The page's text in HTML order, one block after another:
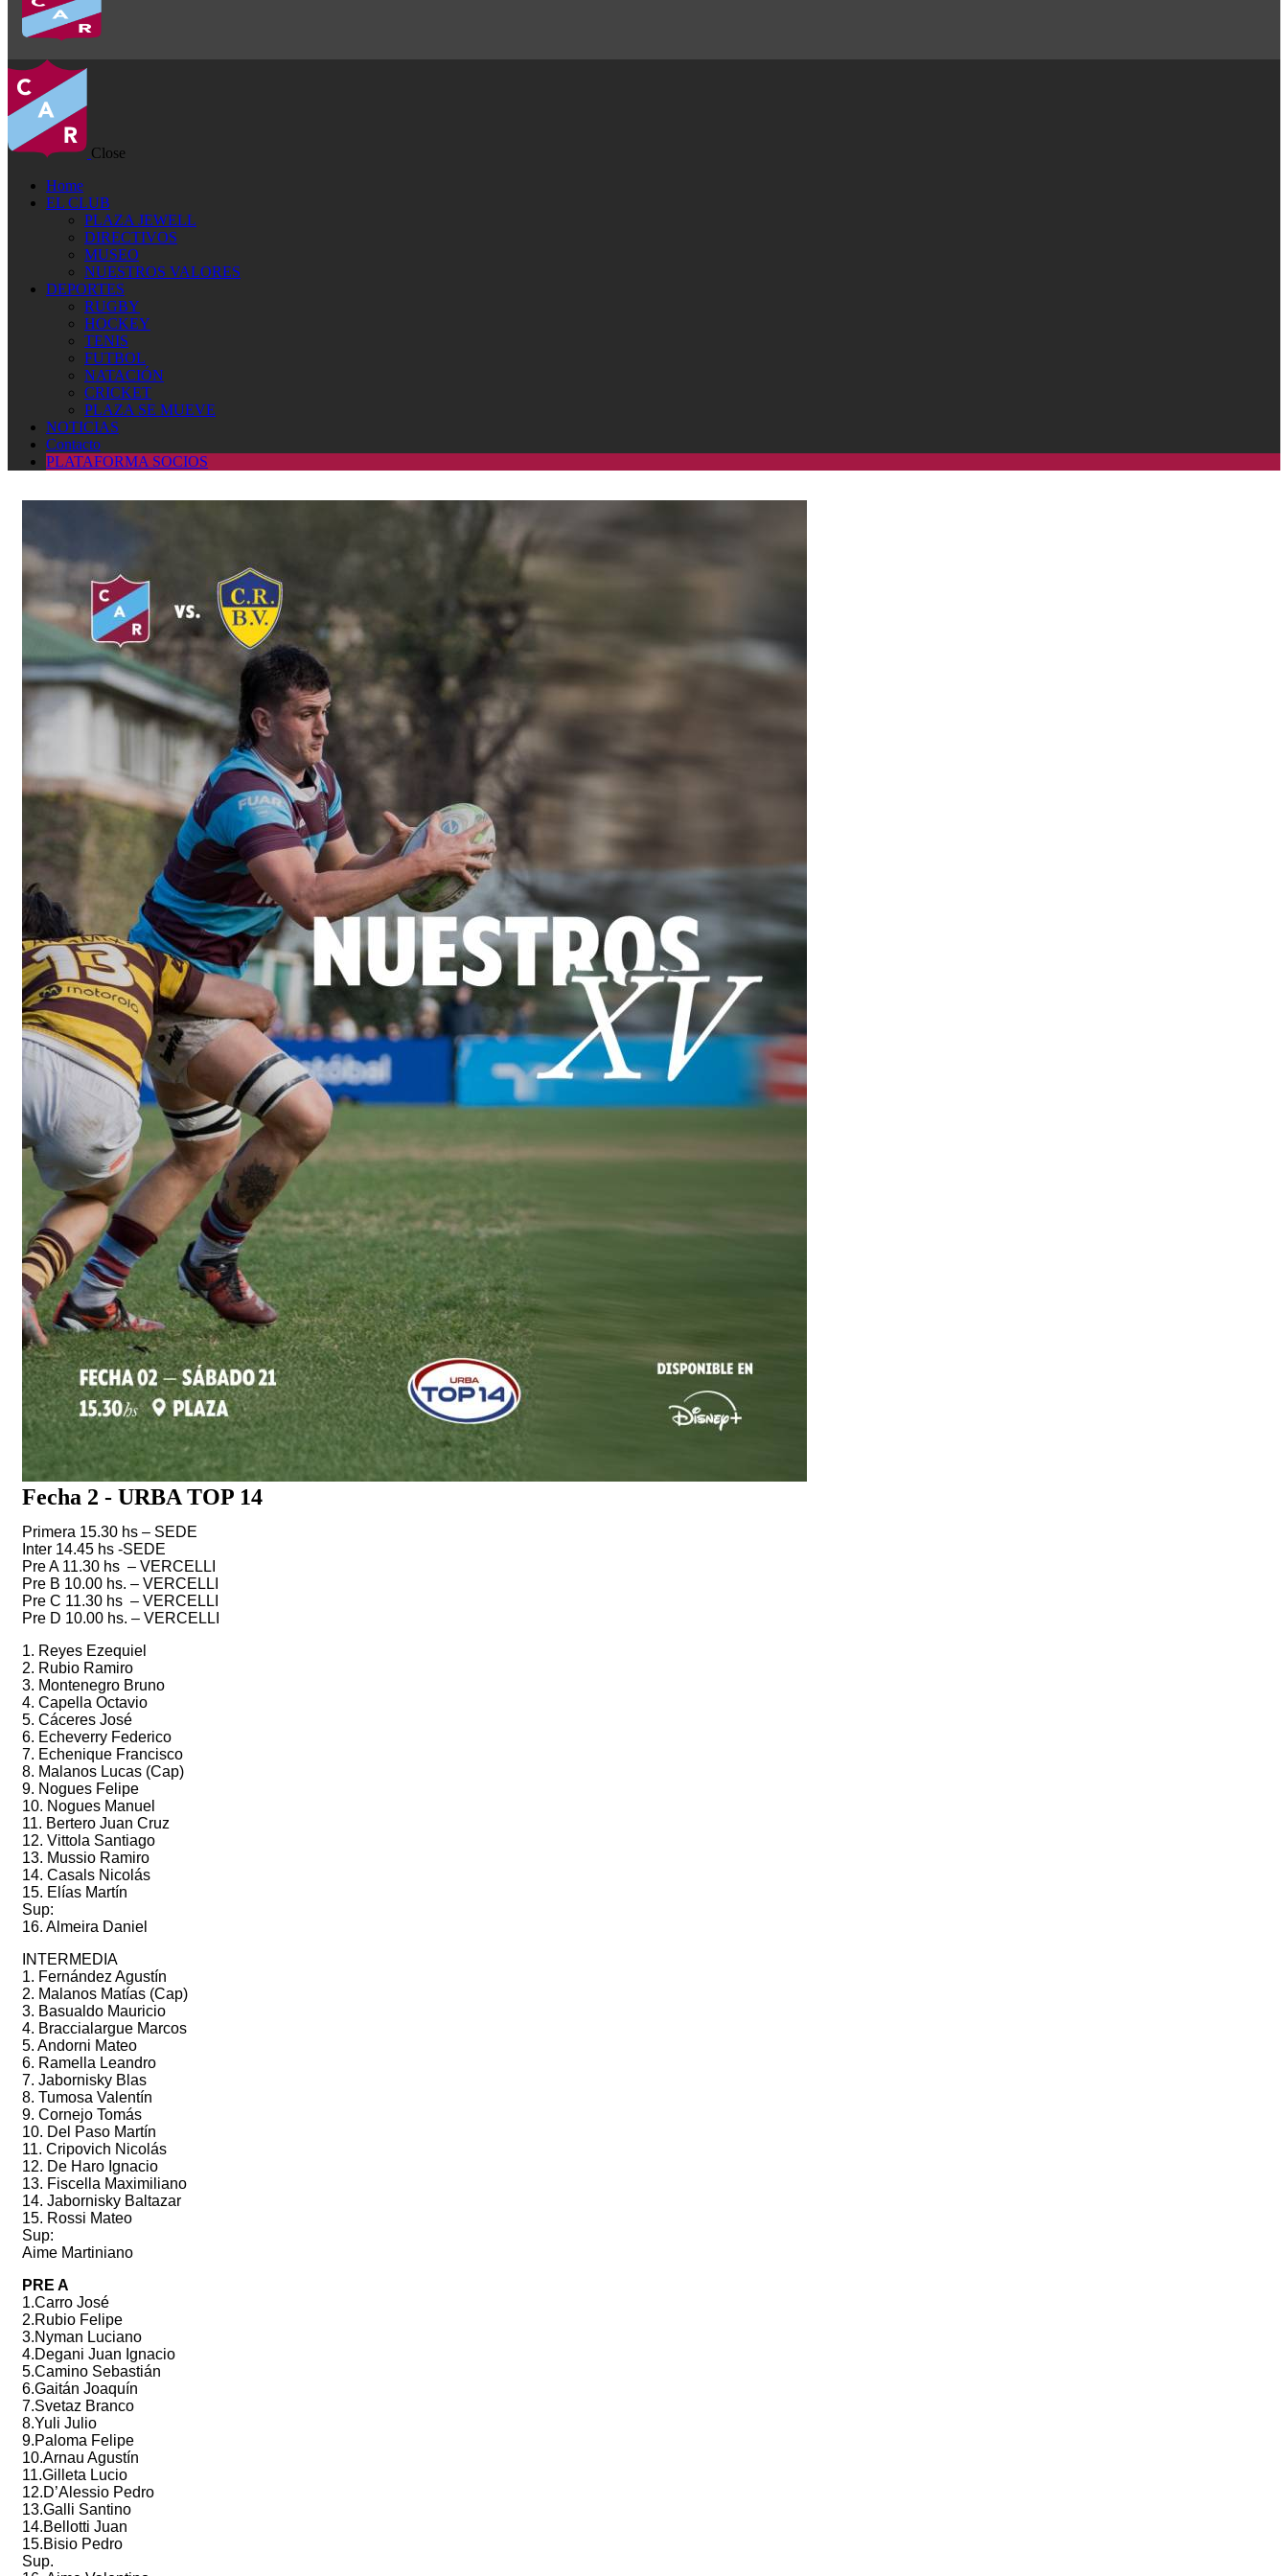
Close
Home
EL CLUB
PLAZA JEWELL
DIRECTIVOS
MUSEO
NUESTROS VALORES
DEPORTES
RUGBY
HOCKEY
TENIS
FUTBOL
NATACIÓN
CRICKET
PLAZA SE MUEVE
NOTICIAS
Contacto
PLATAFORMA SOCIOS
Fecha 2 - URBA TOP 14
Primera 15.30 hs – SEDE
Inter 14.45 hs -SEDE
Pre A 11.30 hs – VERCELLI
Pre B 10.00 hs. – VERCELLI
Pre C 11.30 hs – VERCELLI
Pre D 10.00 hs. – VERCELLI
1. Reyes Ezequiel
2. Rubio Ramiro
3. Montenegro Bruno
4. Capella Octavio
5. Cáceres José
6. Echeverry Federico
7. Echenique Francisco
8. Malanos Lucas (Cap)
9. Nogues Felipe
10. Nogues Manuel
11. Bertero Juan Cruz
12. Vittola Santiago
13. Mussio Ramiro
14. Casals Nicolás
15. Elías Martín
Sup:
16. Almeira Daniel
INTERMEDIA
1. Fernández Agustín
2. Malanos Matías (Cap)
3. Basualdo Mauricio
4. Braccialargue Marcos
5. Andorni Mateo
6. Ramella Leandro
7. Jabornisky Blas
8. Tumosa Valentín
9. Cornejo Tomás
10. Del Paso Martín
11. Cripovich Nicolás
12. De Haro Ignacio
13. Fiscella Maximiliano
14. Jabornisky Baltazar
15. Rossi Mateo
Sup:
Aime Martiniano
PRE A
1.Carro José
2.Rubio Felipe
3.Nyman Luciano
4.Degani Juan Ignacio
5.Camino Sebastián
6.Gaitán Joaquín
7.Svetaz Branco
8.Yuli Julio
9.Paloma Felipe
10.Arnau Agustín
11.Gilleta Lucio
12.D’Alessio Pedro
13.Galli Santino
14.Bellotti Juan
15.Bisio Pedro
Sup.